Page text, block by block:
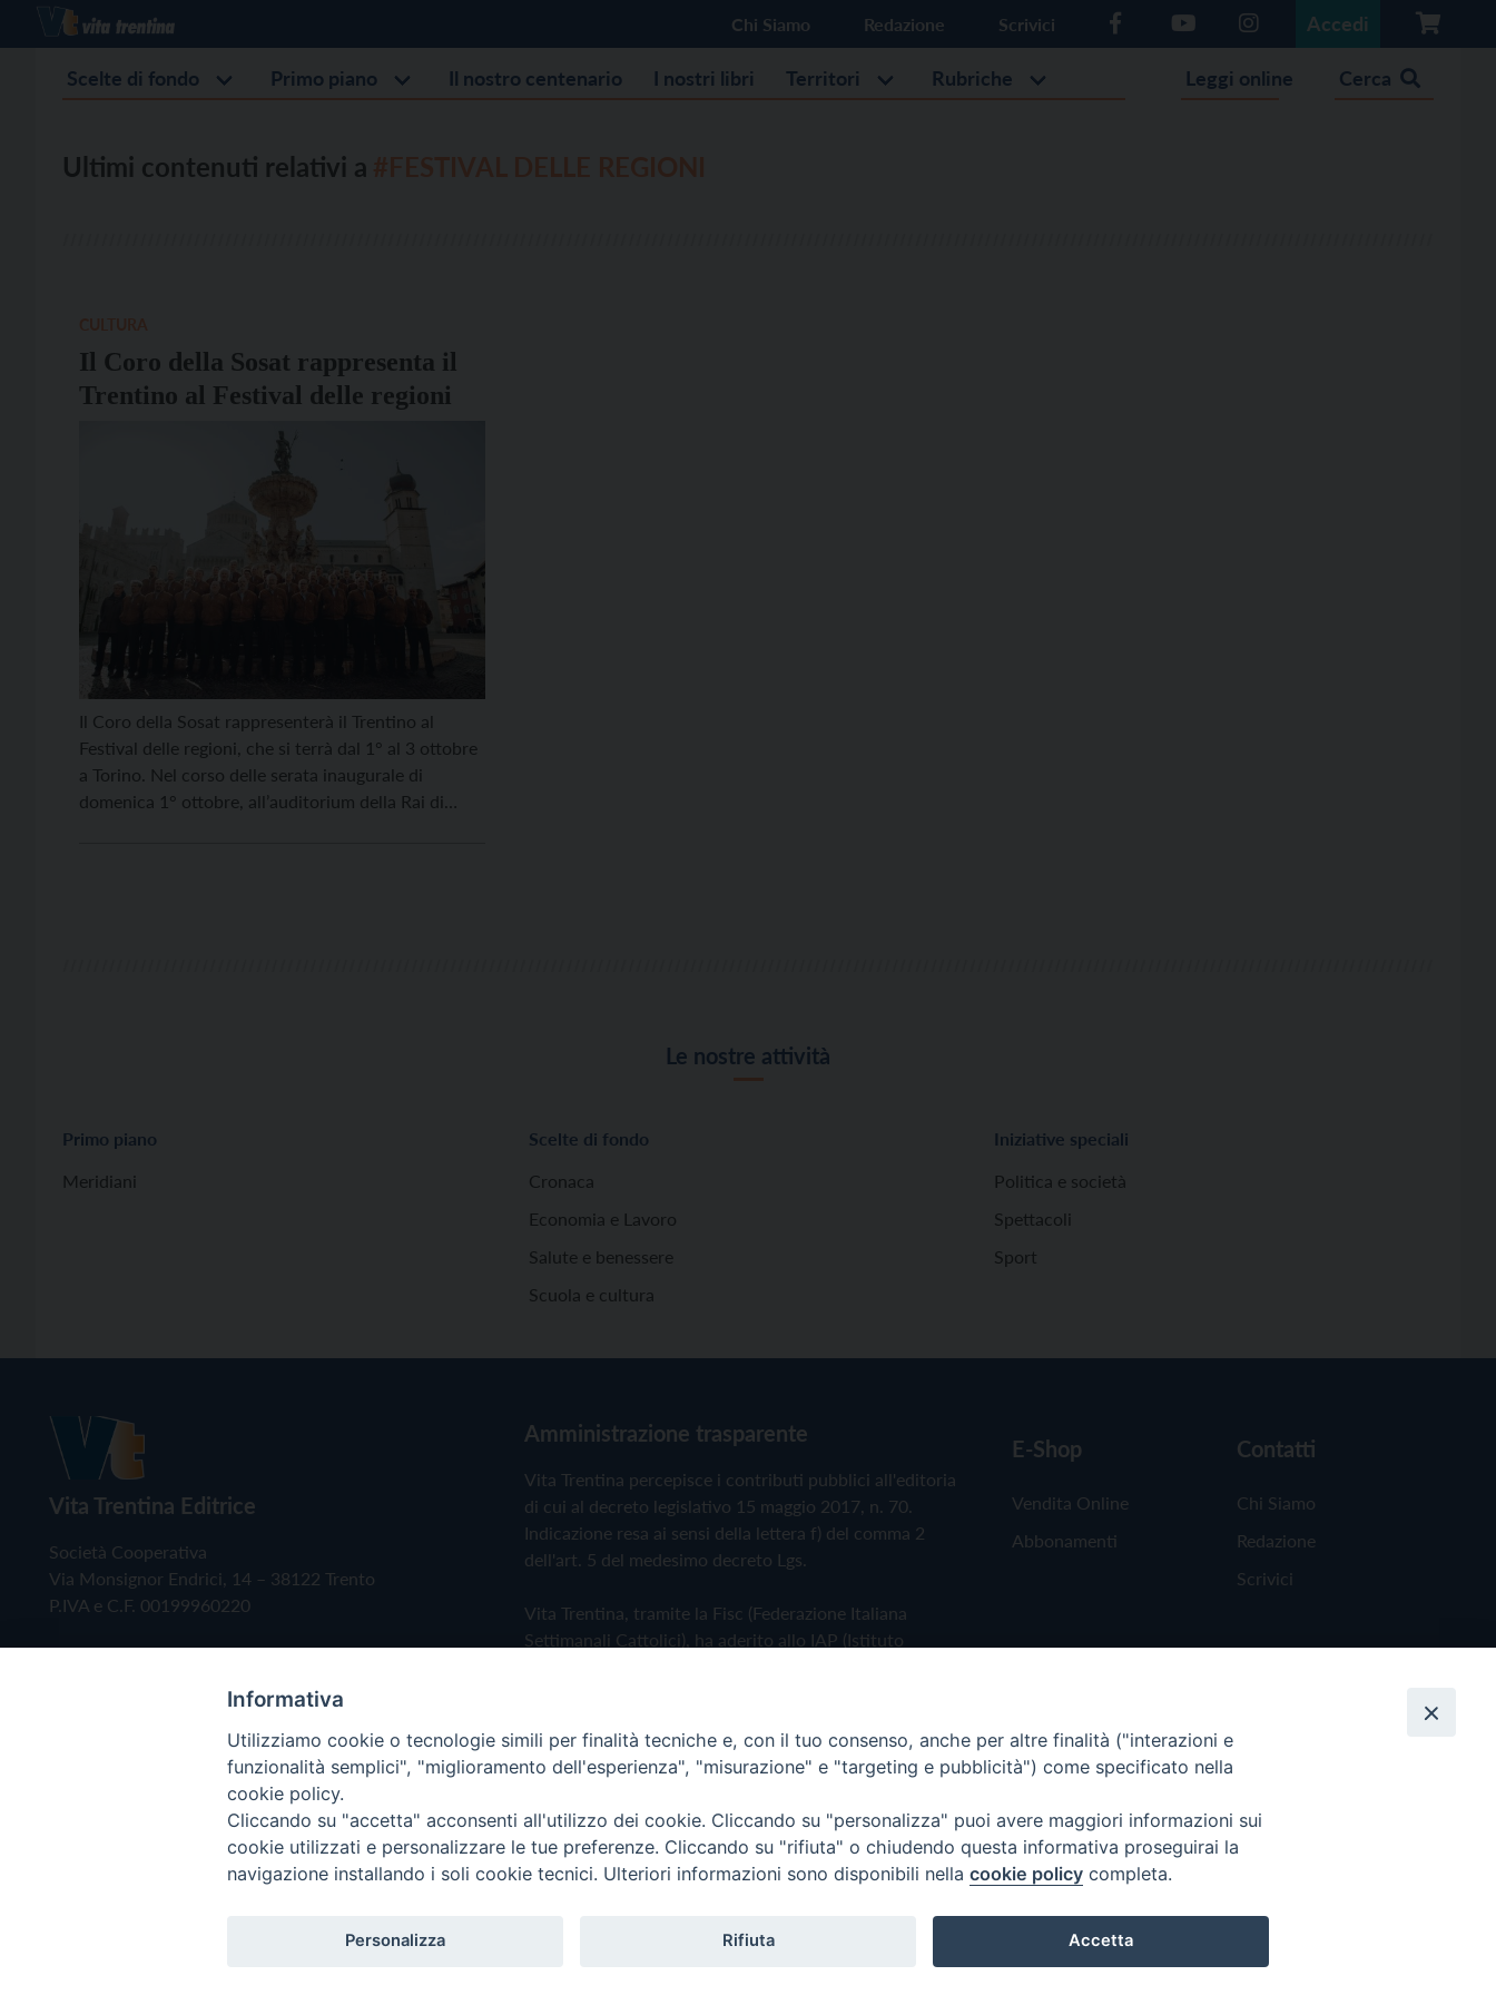
Chi Siamo Redazione Scrivici Accedi
Scelte di fondo Primo piano Il nostro centenario I nostri libri Territori Rubriche Leggi online Cerca
Ultimi contenuti relativi a
Il Coro della Sosat rappresenta il
Trentino al Festival delle regioni
Il Coro della Sosat rappresenterà il Trentino al
Festival delle regioni, che si terrà dal 1° al 3 ottobre
a Torino. Nel corso delle serata inaugurale di
domenica 1° ottobre, all’auditorium della Rai di
Le nostre attività
Primo piano
Meridiani
Scelte di fondo
Cronaca
Economia e Lavoro
Salute e benessere
Scuola e cultura
Iniziative speciali
Politica e società
Spettacoli
Sport
Vita Trentina Editrice
Società Cooperativa
Via Monsignor Endrici, 14 – 38122 Trento
P.IVA e C.F. 00199960220
Amministrazione trasparente
Vita Trentina percepisce i contributi pubblici all'editoria
di cui al decreto legislativo 15 maggio 2017, n. 70.
Indicazione resa ai sensi della lettera f) del comma 2
dell'art. 5 del medesimo decreto Lgs.
Vita Trentina, tramite la Fisc (Federazione Italiana
Settimanali Cattolici), ha aderito allo IAP (Istituto
Privacy Policy Cookie Policy
E-Shop
Vendita Online
Abbonamenti
Contatti
Chi Siamo
Redazione
Scrivici
Copyright © 2019 - Tutti i diritti riservati - Vita Trentina Editrice
Informativa
Utilizziamo cookie o tecnologie simili per finalità tecniche e, con il tuo consenso, anche per altre finalità ("interazioni e
funzionalità semplici", "miglioramento dell'esperienza", "misurazione" e "targeting e pubblicità") come specificato nella
cookie policy.
Cliccando su "accetta" acconsenti all'utilizzo dei cookie. Cliccando su "personalizza" puoi avere maggiori informazioni sui
cookie utilizzati e personalizzare le tue preferenze. Cliccando su "rifiuta" o chiudendo questa informativa proseguirai la
navigazione installando i soli cookie tecnici. Ulteriori informazioni sono disponibili nella cookie policy completa.
Personalizza Rifiuta Accetta